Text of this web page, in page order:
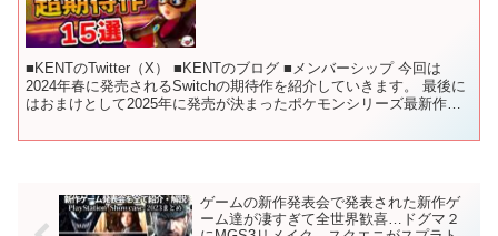
■KENTのTwitter（X） ■KENTのブログ ■メンバーシップ 今回は
2024年春に発売されるSwitchの期待作を紹介していきます。 最後に
はおまけとして2025年に発売が決まったポケモンシリーズ最新作に
ゲームの新作発表会で発表された新作ゲ
ーム達が凄すぎて全世界歓喜…ドグマ２